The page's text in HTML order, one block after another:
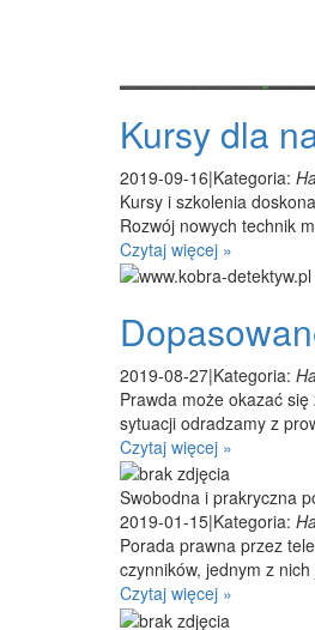
Kursy dla
2019-09-16|Kategoria:
Kursy i szkolenia
Rozwój nowych technik
Czytaj więcej »
2019-08-27|Kategoria:
Prawda może okazać
sytuacji odradzamy z
Czytaj więcej »
Swobodna i prakryczna
2019-01-15|Kategoria:
Porada prawna przez
czynników, jednym z
Czytaj więcej »